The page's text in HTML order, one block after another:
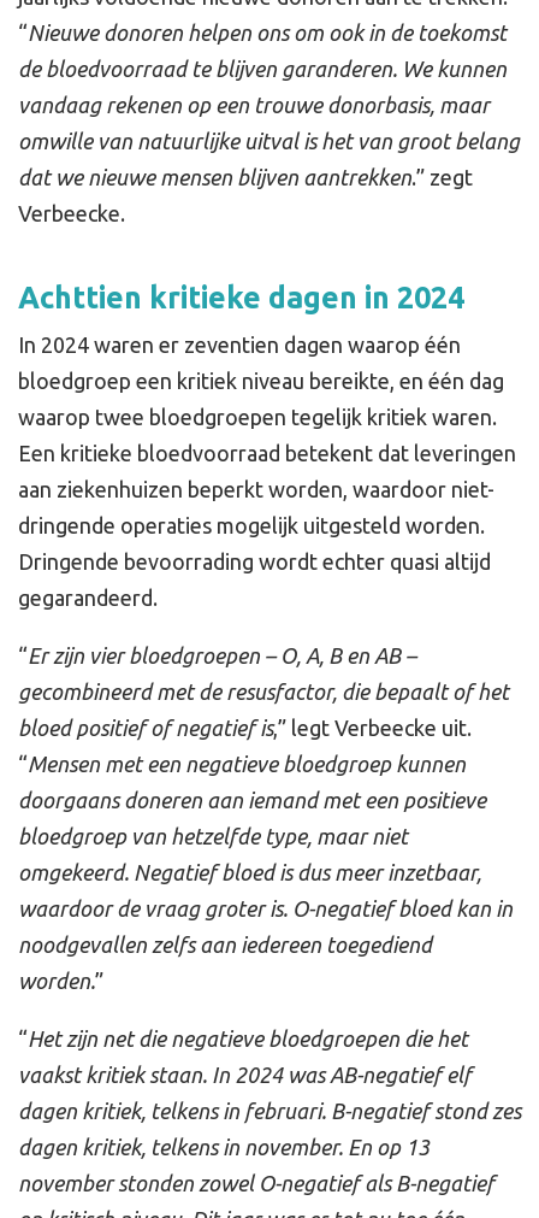
“Nieuwe donoren helpen ons om ook in de toekomst
de bloedvoorraad te blijven garanderen. We kunnen
vandaag rekenen op een trouwe donorbasis, maar
omwille van natuurlijke uitval is het van groot belang
dat we nieuwe mensen blijven aantrekken.” zegt
Verbeecke.
Achttien kritieke dagen in 2024
In 2024 waren er zeventien dagen waarop één
bloedgroep een kritiek niveau bereikte, en één dag
waarop twee bloedgroepen tegelijk kritiek waren.
Een kritieke bloedvoorraad betekent dat leveringen
aan ziekenhuizen beperkt worden, waardoor niet-
dringende operaties mogelijk uitgesteld worden.
Dringende bevoorrading wordt echter quasi altijd
gegarandeerd.
“Er zijn vier bloedgroepen – O, A, B en AB –
gecombineerd met de resusfactor, die bepaalt of het
bloed positief of negatief is,” legt Verbeecke uit.
“Mensen met een negatieve bloedgroep kunnen
doorgaans doneren aan iemand met een positieve
bloedgroep van hetzelfde type, maar niet
omgekeerd. Negatief bloed is dus meer inzetbaar,
waardoor de vraag groter is. O-negatief bloed kan in
noodgevallen zelfs aan iedereen toegediend
worden.”
“Het zijn net die negatieve bloedgroepen die het
vaakst kritiek staan. In 2024 was AB-negatief elf
dagen kritiek, telkens in februari. B-negatief stond zes
dagen kritiek, telkens in november. En op 13
november stonden zowel O-negatief als B-negatief